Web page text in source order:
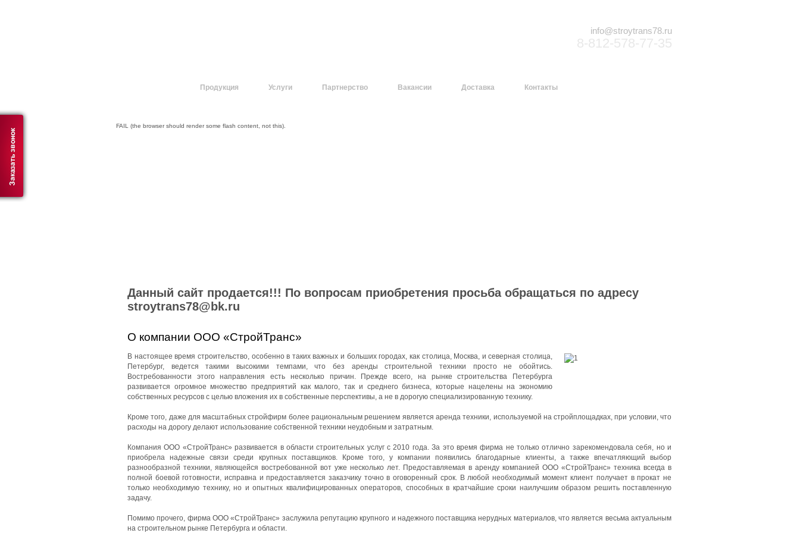
info@stroytrans78.ru
Продукция Услуги Партнерство Вакансии Доставка Контакты
FAIL (the browser should render some flash content, not this).
Данный сайт продается!!! По вопросам приобретения просьба обращаться по адресу
stroytrans78@bk.ru
О компании ООО «СтройТранс»
В настоящее время строительство, особенно в таких важных и больших городах, как столица, Москва, и северная столица,
Петербург, ведется такими высокими темпами, что без аренды строительной техники просто не обойтись.
Востребованности этого направления есть несколько причин. Прежде всего, на рынке строительства Петербурга
развивается огромное множество предприятий как малого, так и среднего бизнеса, которые нацелены на экономию
собственных ресурсов с целью вложения их в собственные перспективы, а не в дорогую специализированную технику.
Кроме того, даже для масштабных стройфирм более рациональным решением является аренда техники, используемой на стройплощадках, при условии, что
расходы на дорогу делают использование собственной техники неудобным и затратным.
Компания ООО «СтройТранс» развивается в области строительных услуг с 2010 года. За это время фирма не только отлично зарекомендовала себя, но и
приобрела надежные связи среди крупных поставщиков. Кроме того, у компании появились благодарные клиенты, а также впечатляющий выбор
разнообразной техники, являющейся востребованной вот уже несколько лет. Предоставляемая в аренду компанией ООО «СтройТранс» техника всегда в
полной боевой готовности, исправна и предоставляется заказчику точно в оговоренный срок. В любой необходимый момент клиент получает в прокат не
только необходимую технику, но и опытных квалифицированных операторов, способных в кратчайшие сроки наилучшим образом решить поставленную
задачу.
Помимо прочего, фирма ООО «СтройТранс» заслужила репутацию крупного и надежного поставщика нерудных материалов, что является весьма актуальным
на строительном рынке Петербурга и области.